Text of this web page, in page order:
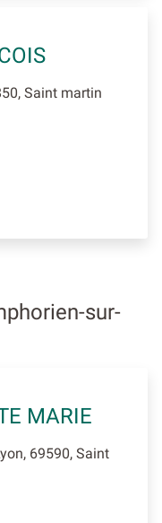
Saint martin
sur-
MARIE
69590, Saint